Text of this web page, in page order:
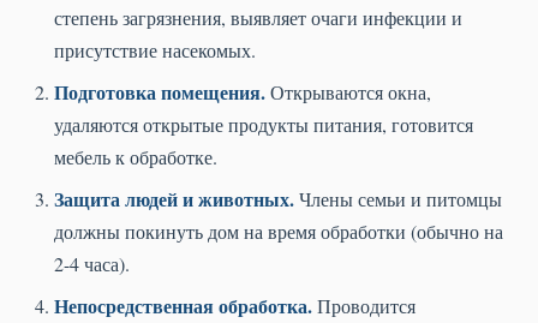
степень загрязнения, выявляет очаги инфекции и
присутствие насекомых.
Подготовка помещения.Открываются окна,
удаляются открытые продукты питания, готовится
мебель к обработке.
Защита людей и животных.Члены семьи и питомцы
должны покинуть дом на время обработки (обычно на
2-4 часа).
Непосредственная обработка.Проводится